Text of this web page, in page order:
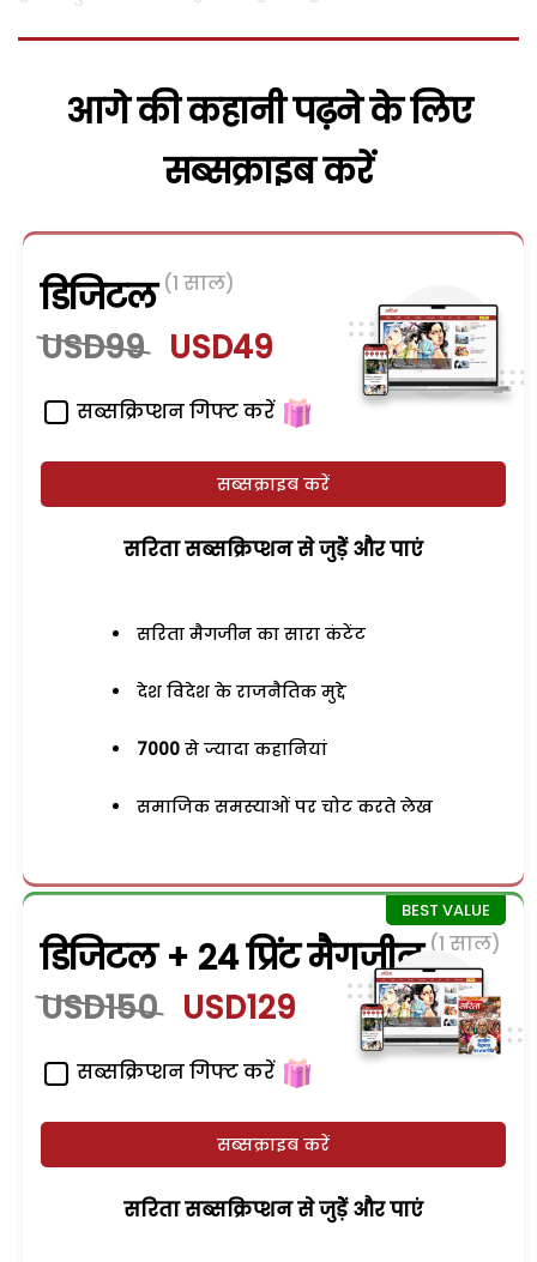
आगे की कहानी पढ़ने के लिए
सब्सक्राइब करें
डिजिटल (1 साल)
USD99 USD49
सब्सक्रिप्शन गिफ्ट करें
सब्सक्राइब करें
सरिता सब्सक्रिप्शन से जुड़ेें और पाएं
सरिता मैगजीन का सारा कंटेंट
देश विदेश के राजनैतिक मुद्दे
7000 से ज्यादा कहानियां
समाजिक समस्याओं पर चोट करते लेख
डिजिटल + 24 प्रिंट मैगजीन (1 साल)
USD150 USD129
सब्सक्रिप्शन गिफ्ट करें
सब्सक्राइब करें
सरिता सब्सक्रिप्शन से जुड़ेें और पाएं